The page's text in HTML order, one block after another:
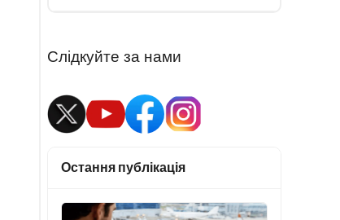
Слідкуйте за нами
Остання публікація